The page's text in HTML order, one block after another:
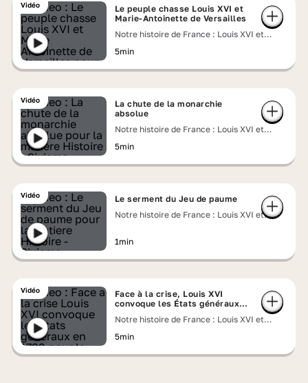
Vidéo
Le peuple chasse Louis XVI et
Marie-Antoinette de Versailles
Notre histoire de France : Louis XVI et
5min
Vidéo
La chute de la monarchie
absolue
Notre histoire de France : Louis XVI et
5min
Vidéo
Le serment du Jeu de paume
Notre histoire de France : Louis XVI et
1min
Vidéo
Face à la crise, Louis XVI
convoque les États généraux
Notre histoire de France : Louis XVI et
5min